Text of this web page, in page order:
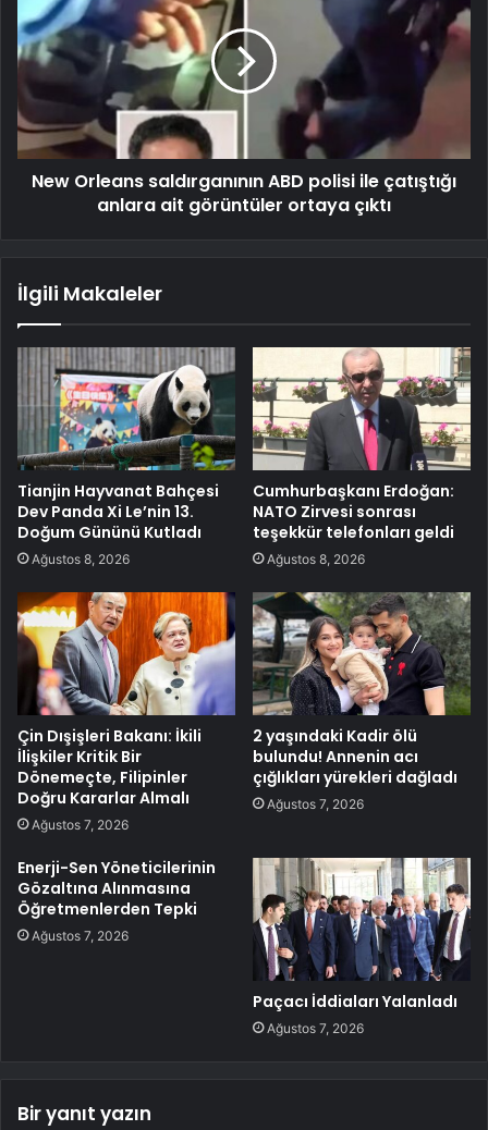
New Orleans saldırganının ABD polisi ile çatıştığı
anlara ait görüntüler ortaya çıktı
İlgili Makaleler
Tianjin Hayvanat Bahçesi
Dev Panda Xi Le’nin 13.
Doğum Gününü Kutladı
Ağustos 8, 2026
Cumhurbaşkanı Erdoğan:
NATO Zirvesi sonrası
teşekkür telefonları geldi
Ağustos 8, 2026
Çin Dışişleri Bakanı: İkili
İlişkiler Kritik Bir
Dönemeçte, Filipinler
Doğru Kararlar Almalı
Ağustos 7, 2026
2 yaşındaki Kadir ölü
bulundu! Annenin acı
çığlıkları yürekleri dağladı
Ağustos 7, 2026
Enerji-Sen Yöneticilerinin
Gözaltına Alınmasına
Öğretmenlerden Tepki
Ağustos 7, 2026
Paçacı İddiaları Yalanladı
Ağustos 7, 2026
Bir yanıt yazın